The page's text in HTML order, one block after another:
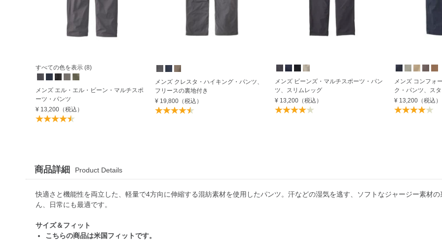
すべての色を表示 (8)
メンズ エル・エル・ビーン・マルチスポ
ーツ・パンツ
¥ 13,200 （税込）
メンズ クレスタ・ハイキング・パンツ、
フリースの裏地付き
¥ 19,800 （税込）
メンズ ビーンズ・マルチスポーツ・パン
ツ、スリムレッグ
¥ 13,200（税込）
メンズ コンフォ
ク・パンツ、ス
¥ 13,200 （税込）
商品詳細 Product Details
快適さと機能性を両立した、軽量で4方向に伸縮する混紡素材を使用したパンツ。汗などの湿気を逃す、ソフトなジャージー素材
ん、日常にも最適です。
サイズ＆フィット
こちらの商品は米国フィットです。